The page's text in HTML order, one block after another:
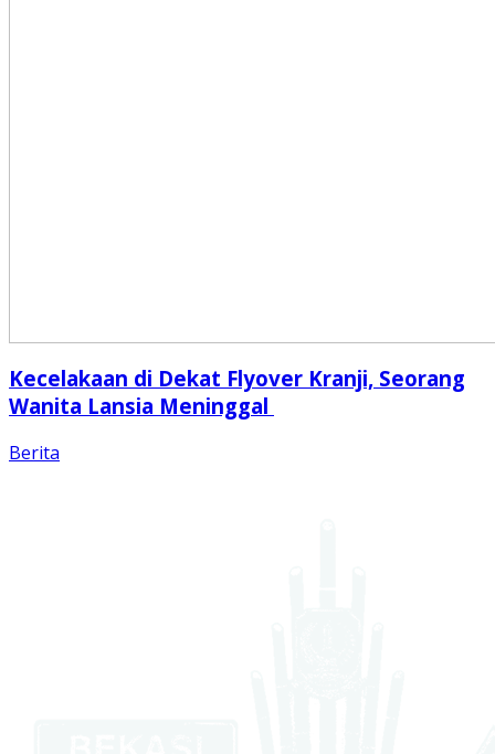
Kecelakaan di Dekat Flyover Kranji, Seorang
Wanita Lansia Meninggal
Berita